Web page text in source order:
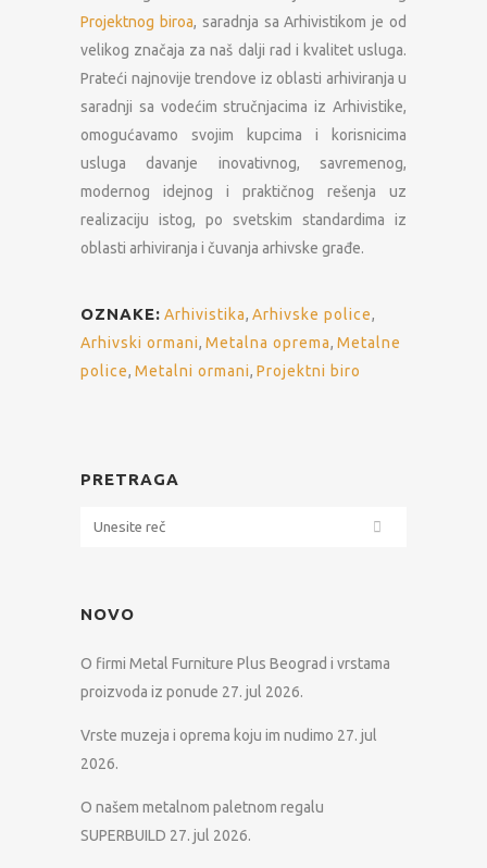
Projektnog biroa, saradnja sa Arhivistikom je od
velikog značaja za naš dalji rad i kvalitet usluga.
Prateći najnovije trendove iz oblasti arhiviranja u
saradnji sa vodećim stručnjacima iz Arhivistike,
omogućavamo svojim kupcima i korisnicima
usluga davanje inovativnog, savremenog,
modernog idejnog i praktičnog rešenja uz
realizaciju istog, po svetskim standardima iz
oblasti arhiviranja i čuvanja arhivske građe.
OZNAKE: Arhivistika, Arhivske police,
Arhivski ormani, Metalna oprema, Metalne
police, Metalni ormani, Projektni biro
PRETRAGA
NOVO
O firmi Metal Furniture Plus Beograd i vrstama
proizvoda iz ponude 27. jul 2026.
Vrste muzeja i oprema koju im nudimo 27. jul
2026.
O našem metalnom paletnom regalu
SUPERBUILD 27. jul 2026.